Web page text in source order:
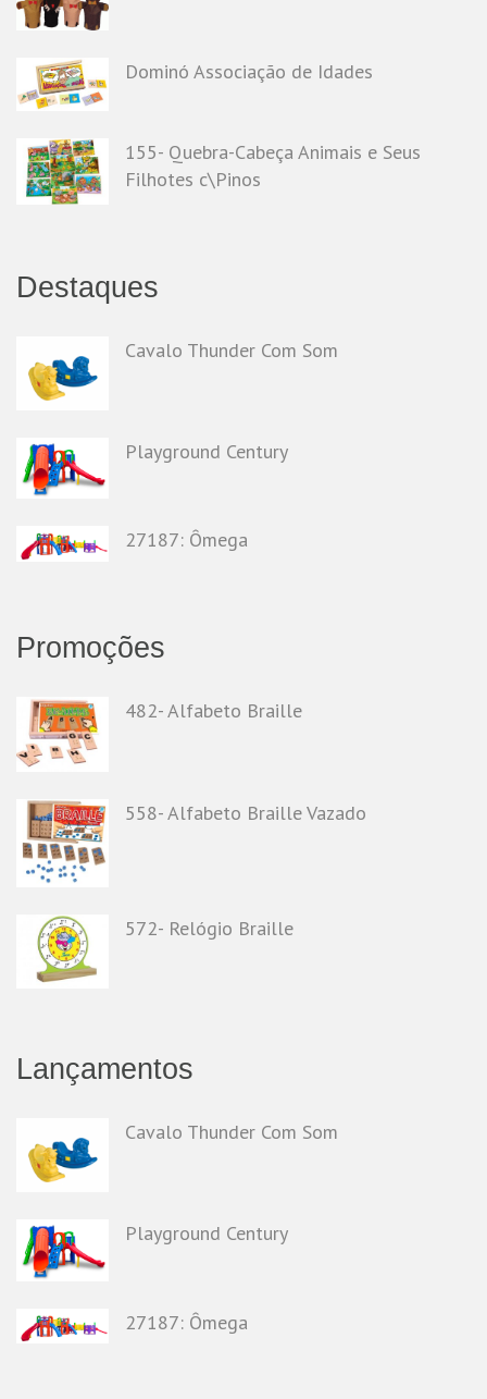
Dominó Associação de Idades
155- Quebra-Cabeça Animais e Seus
Filhotes c\Pinos
Destaques
Cavalo Thunder Com Som
Playground Century
27187: Ômega
Promoções
482- Alfabeto Braille
558- Alfabeto Braille Vazado
572- Relógio Braille
Lançamentos
Cavalo Thunder Com Som
Playground Century
27187: Ômega